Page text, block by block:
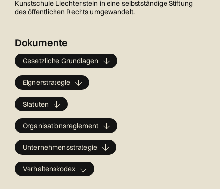
Kunstschule Liechtenstein in eine selbstständige Stiftung
des öffentlichen Rechts umgewandelt.
Dokumente
Gesetzliche Grundlagen
Eignerstrategie
Statuten
Organisationsreglement
Unternehmensstrategie
Verhaltenskodex